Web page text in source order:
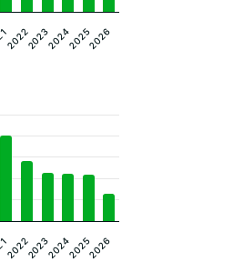
2022 2024 2026
2023 2025
2022 2024 2026
2023 2025